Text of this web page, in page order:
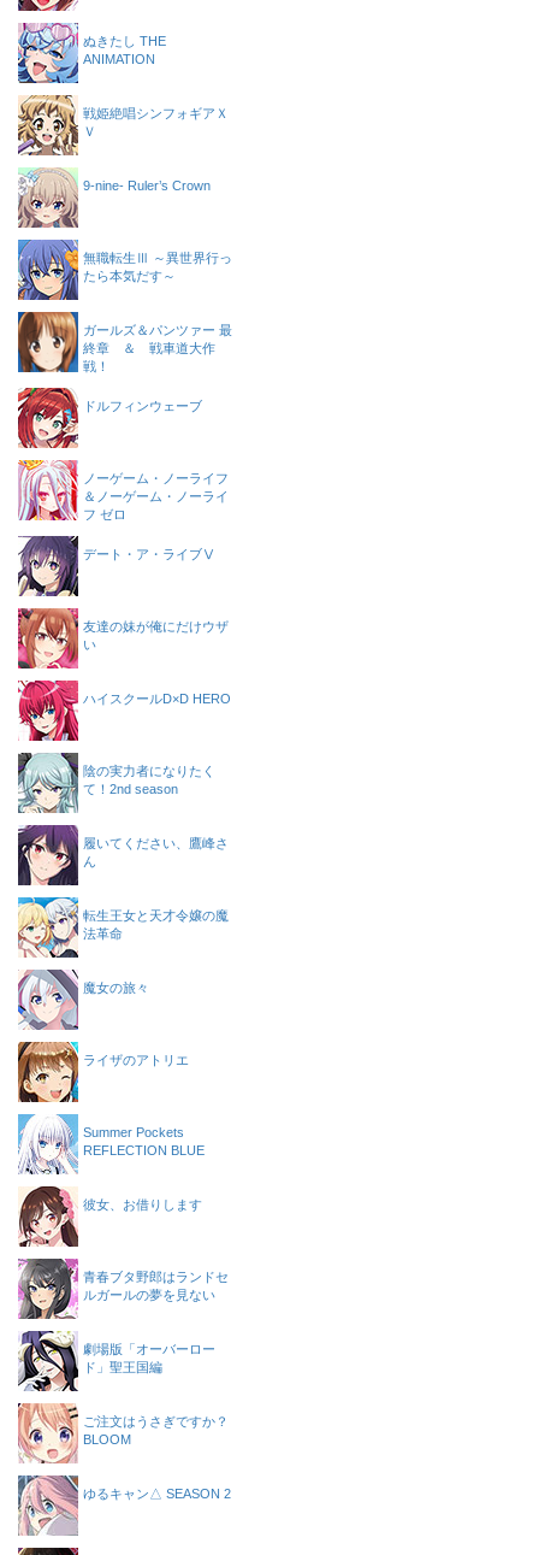
ぬきたし THE
ANIMATION
戦姫絶唱シンフォギアＸ
Ｖ
9-nine- Ruler’s Crown
無職転生Ⅲ ～異世界行っ
たら本気だす～
ガールズ＆パンツァー 最
終章 ＆ 戦車道大作
戦！
ドルフィンウェーブ
ノーゲーム・ノーライフ
＆ノーゲーム・ノーライ
フ ゼロ
デート・ア・ライブⅤ
友達の妹が俺にだけウザ
い
ハイスクールD×D HERO
陰の実力者になりたく
て！2nd season
履いてください、鷹峰さ
ん
転生王女と天才令嬢の魔
法革命
魔女の旅々
ライザのアトリエ
Summer Pockets
REFLECTION BLUE
彼女、お借りします
青春ブタ野郎はランドセ
ルガールの夢を見ない
劇場版「オーバーロー
ド」聖王国編
ご注文はうさぎですか？
BLOOM
ゆるキャン△ SEASON 2